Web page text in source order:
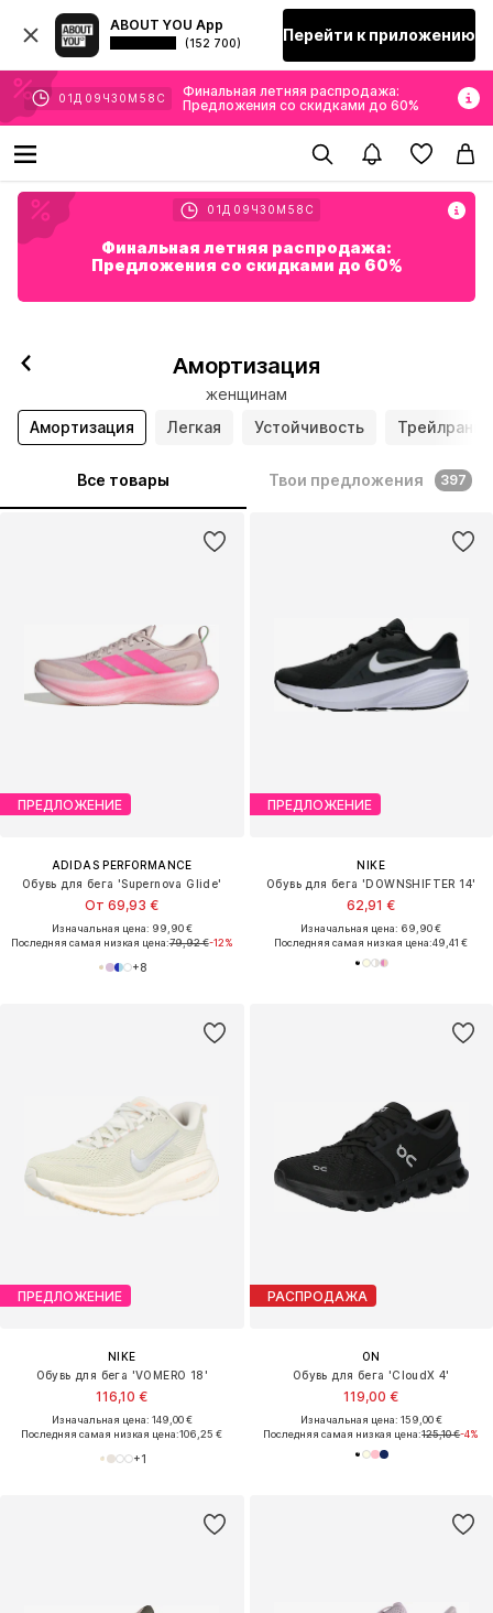
ABOUT YOU App
(152 700) Перейти к приложению
01 Д 09 Ч30 М 58 С
Финальная летняя распродажа:
Предложения со скидками до 60%
01 Д 09 Ч30 М 58 С
Финальная летняя распродажа:
Предложения со скидками до 60%
Амортизация
женщинам
Амортизация
Легкая Устойчивость
Все товары Твои предложения 397
ПРЕДЛОЖЕНИЕ
ADIDAS PERFORMANCE
Обувь для бега 'Supernova Glide'
От 69,93 €
Изначальная цена: 99,90 €
Последняя самая низкая цена:79,92 €-12%
+8
ПРЕДЛОЖЕНИЕ
NIKE
Обувь для бега 'DOWNSHIFTER 14'
62,91 €
Изначальная цена: 69,90 €
Последняя самая низкая цена:49,41 €
ПРЕДЛОЖЕНИЕ
NIKE
Обувь для бега 'VOMERO 18'
116,10 €
Изначальная цена: 149,00 €
Последняя самая низкая цена:106,25 €
+1
РАСПРОДАЖА
ON
Обувь для бега 'CloudX 4'
119,00 €
Изначальная цена: 159,00 €
Последняя самая низкая цена:125,10 €-4%